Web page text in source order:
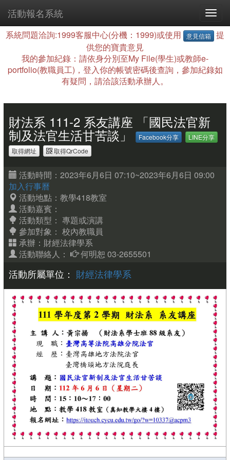
活動報名系統
系統問題洽詢:1999客服中心(分機：1999)或使用 意見信箱
提
供您的寶貴意見
我的參加紀錄：請依身分別至My File(學生)或教師e-
portfolio(教職員工)，登入你的帳號密碼後查詢，參加紀錄如
有疑問，請洽該活動承辦人。
財法系 111-2 系友講座 「國民法官新
制及法官生活甘苦談」 Facebook分享
LINE分享
取得網址
取得QrCode
活動時間：2023年6月6日 07:10~2023年6月6日 09:00
加入行事曆
活動地點：教學418教室
活動嘉賓：
活動類型： 專題或演講
參加對象： 校內教職員
承辦：財經法律學系
活動聯絡人：
何明恕 03-2655501
活動所屬單位： 財經法律學系